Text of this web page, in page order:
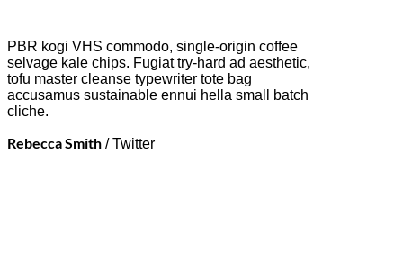
PBR kogi VHS commodo, single-origin coffee
selvage kale chips. Fugiat try-hard ad aesthetic,
tofu master cleanse typewriter tote bag
accusamus sustainable ennui hella small batch
cliche.
Rebecca Smith /Twitter